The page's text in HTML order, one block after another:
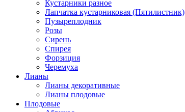
Кустарники разное
Лапчатка кустарниковая (Пятилистник)
Пузыреплодник
Розы
Сирень
Спирея
Форзиция
Черемуха
Лианы
Лианы декоративные
Лианы плодовые
Плодовые